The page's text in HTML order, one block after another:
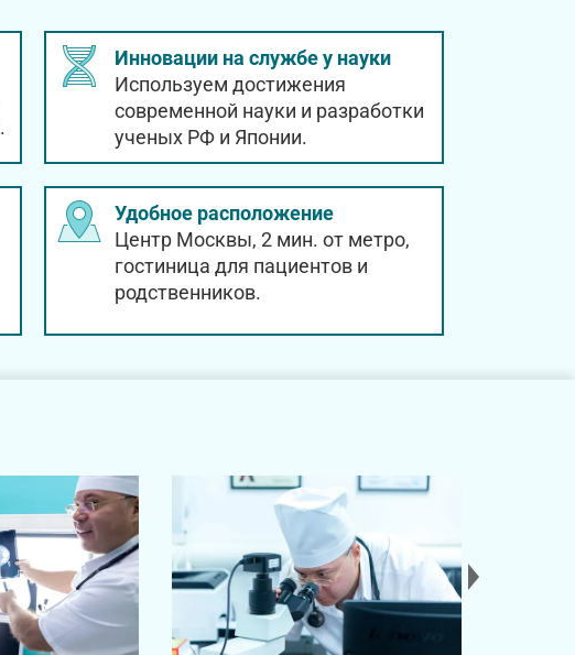
.
Инновации на службе у науки
Используем достижения
современной науки и разработки
ученых РФ и Японии.
Удобное расположение
Центр Москвы, 2 мин. от метро,
гостиница для пациентов и
родственников.